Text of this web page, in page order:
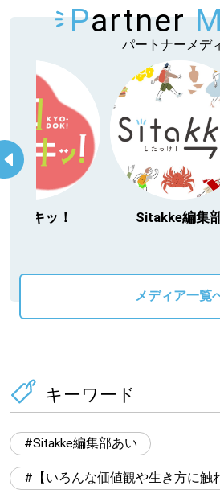
Partner M
パートナーメデ
編集部 青いぽすと
メディア一覧
キーワード
Sitakke編集部あい
【いろんな価値観や生き方に触